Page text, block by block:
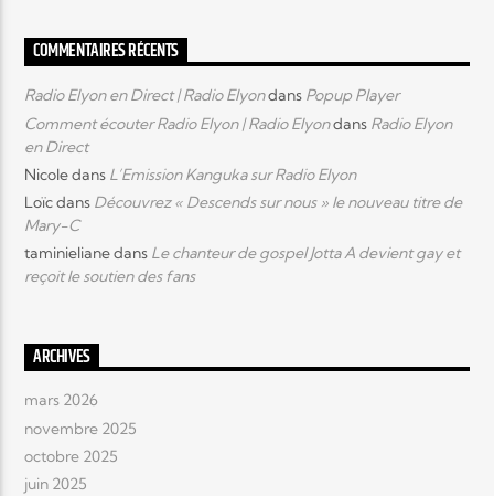
COMMENTAIRES RÉCENTS
Radio Elyon en Direct | Radio Elyondans Popup Player
Comment écouter Radio Elyon | Radio Elyondans Radio Elyon
en Direct
Nicoledans L’Emission Kanguka sur Radio Elyon
Loïcdans Découvrez « Descends sur nous » le nouveau titre de
Mary-C
taminielianedans Le chanteur de gospel Jotta A devient gay et
reçoit le soutien des fans
ARCHIVES
mars 2026
novembre 2025
octobre 2025
juin 2025